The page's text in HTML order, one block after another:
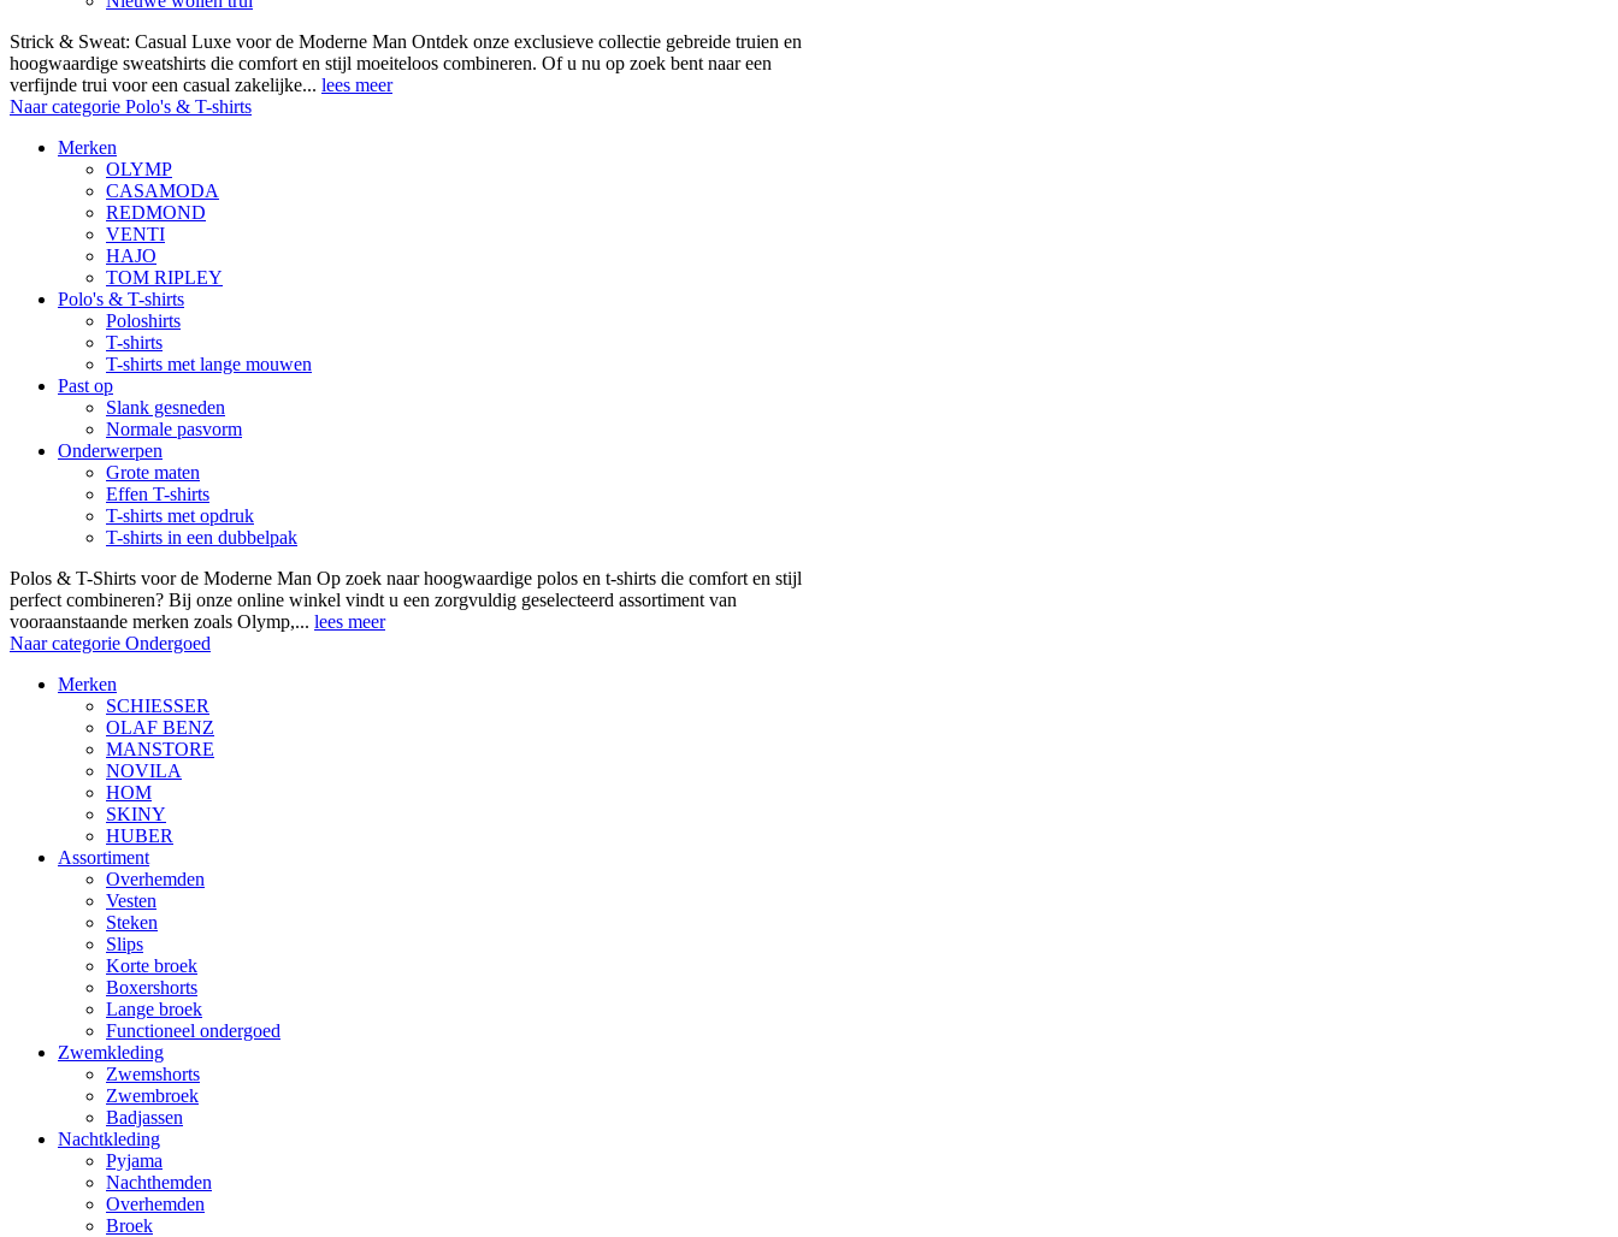
Strick & Sweat: Casual Luxe voor de Moderne Man Ontdek onze exclusieve collectie gebreide truien en
hoogwaardige sweatshirts die comfort en stijl moeiteloos combineren. Of u nu op zoek bent naar een
verfijnde trui voor een casual zakelijke... lees meer
Naar categorie Polo's & T-shirts
Merken
OLYMP
CASAMODA
REDMOND
VENTI
HAJO
TOM RIPLEY
Polo's & T-shirts
Poloshirts
T-shirts
T-shirts met lange mouwen
Past op
Slank gesneden
Normale pasvorm
Onderwerpen
Grote maten
Effen T-shirts
T-shirts met opdruk
T-shirts in een dubbelpak
Polos & T-Shirts voor de Moderne Man Op zoek naar hoogwaardige polos en t-shirts die comfort en stijl
perfect combineren? Bij onze online winkel vindt u een zorgvuldig geselecteerd assortiment van
vooraanstaande merken zoals Olymp,... lees meer
Naar categorie Ondergoed
Merken
SCHIESSER
OLAF BENZ
MANSTORE
NOVILA
HOM
SKINY
HUBER
Assortiment
Overhemden
Vesten
Steken
Slips
Korte broek
Boxershorts
Lange broek
Functioneel ondergoed
Zwemkleding
Zwemshorts
Zwembroek
Badjassen
Nachtkleding
Pyjama
Nachthemden
Overhemden
Broek